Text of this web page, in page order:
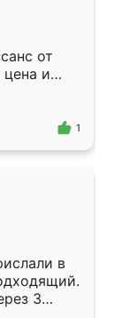
от
и
1
в
3